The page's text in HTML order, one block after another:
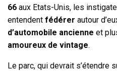
66 aux Etats-Unis, les
entendentfédérer autour
d’automobile ancienne et
amoureux de vintage.
Le parc, qui devrait s’étendre